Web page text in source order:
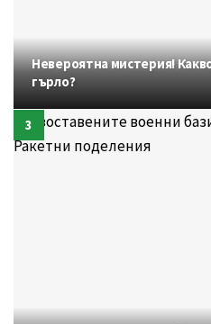
Невероятна мистерия!
гърло?